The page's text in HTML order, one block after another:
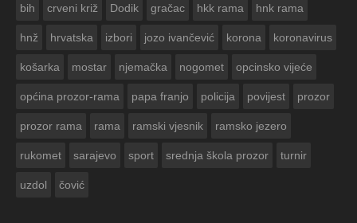
bih crveni križ Dodik gračac hkk rama hnk rama
hnž hrvatska izbori jozo ivančević korona koronavirus
košarka mostar njemačka nogomet opcinsko vijeće
općina prozor-rama papa franjo policija povijest prozor
prozor rama rama ramski vjesnik ramsko jezero
rukomet sarajevo sport srednja škola prozor turnir
uzdol čović